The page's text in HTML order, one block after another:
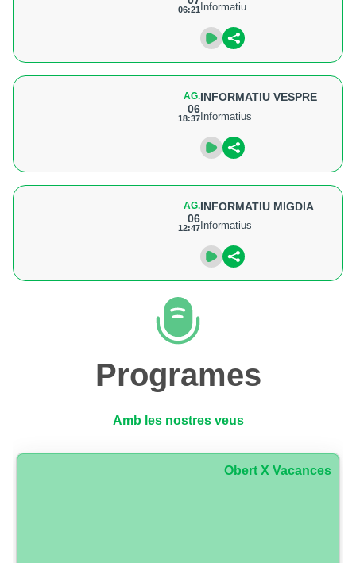
06:21 Informatiu
AG.
06
18:37
INFORMATIU VESPRE
Informatius
AG.
06
12:47
INFORMATIU MIGDIA
Informatius
Programes
Amb les nostres veus
Obert X Vacances